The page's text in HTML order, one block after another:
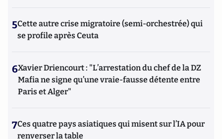
5Cette autre crise migratoire (semi-orchestrée) qui
se profile après Ceuta
6Xavier Driencourt : "L’arrestation du chef de la DZ
Mafia ne signe qu’une vraie-fausse détente entre
Paris et Alger"
7Ces quatre pays asiatiques qui misent sur l’IA pour
renverser la table